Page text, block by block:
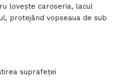
lovește caroseria, lacul
protejând vopseaua de sub
suprafeței